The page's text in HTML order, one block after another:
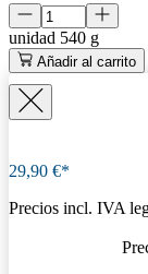
unidad 540 g
Añadir al carrito
29,90 €*
Precios incl. IVA